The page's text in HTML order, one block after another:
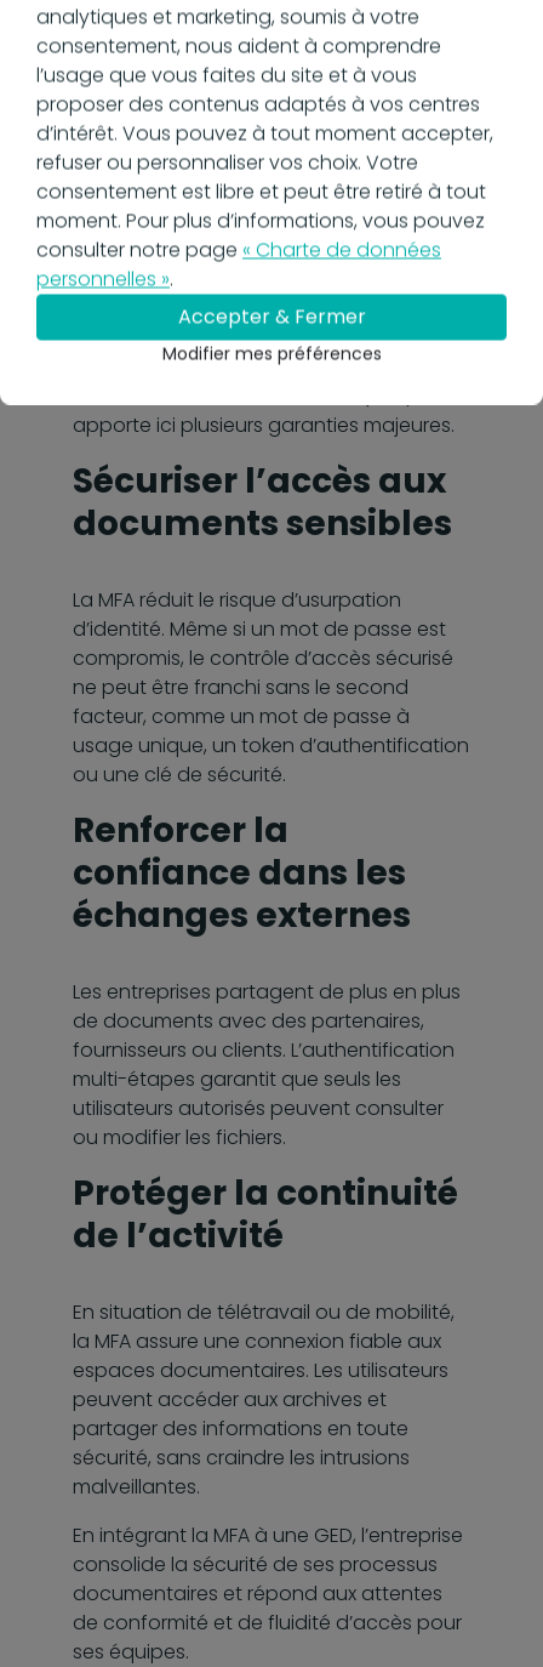
environnement de
GED
Dans une solution de gestion
électronique de documents (GED), les
bases documentaires concentrent des
informations critiques. On parle de
factures électroniques, de contrats, de
dossiers clients, de bulletins de paie ou
encore de données financières.
apporte ici plusieurs garanties majeures.
Sécuriser l’accès aux
documents sensibles
La MFA réduit le risque d’usurpation
d’identité. Même si un mot de passe est
compromis, le contrôle d’accès sécurisé
ne peut être franchi sans le second
facteur, comme un mot de passe à
usage unique, un token d’authentification
ou une clé de sécurité.
Renforcer la
confiance dans les
échanges externes
Les entreprises partagent de plus en plus
de documents avec des partenaires,
fournisseurs ou clients. L’authentification
multi-étapes garantit que seuls les
utilisateurs autorisés peuvent consulter
ou modifier les fichiers.
Protéger la continuité
de l’activité
En situation de télétravail ou de mobilité,
la MFA assure une connexion fiable aux
espaces documentaires. Les utilisateurs
peuvent accéder aux archives et
partager des informations en toute
sécurité, sans craindre les intrusions
malveillantes.
En intégrant la MFA à une GED, l’entreprise
consolide la sécurité de ses processus
documentaires et répond aux attentes
de conformité et de fluidité d’accès pour
ses équipes.
analytiques et marketing, soumis à votre
consentement, nous aident à comprendre
l’usage que vous faites du site et à vous
proposer des contenus adaptés à vos centres
d’intérêt. Vous pouvez à tout moment accepter,
refuser ou personnaliser vos choix. Votre
consentement est libre et peut être retiré à tout
moment. Pour plus d’informations, vous pouvez
consulter notre page « Charte de données
personnelles ».
Accepter & Fermer
Modifier mes préférences